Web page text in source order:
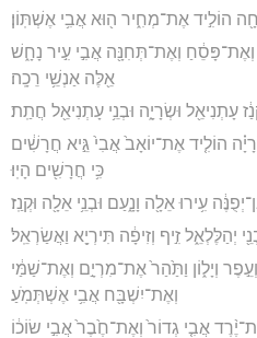
הוֹלִ֣יד אֶת־מְחִ֑יר ה֖וּא אֲבִ֥י אֶשְׁתּֽוֹן׃
וְאֶת־פָּסֵ֔חַ וְאֶת־תְּחִנָּ֖ה אֲבִ֣י עִ֣יר נָחָ֑שׁ
אֵ֖לֶּה אַנְשֵׁ֥י רֵכָֽה׃
עָתְנִיאֵ֖ל וּשְׂרָיָ֑ה וּבְנֵ֥י עָתְנִיאֵ֖ל חֲתַֽת׃
הוֹלִ֤יד אֶת־יוֹאָב֙ אֲבִי֙ גֵּ֣יא חֲרָשִׁ֔ים
כִּ֥י חֲרָשִׁ֖ים הָיֽוּ׃
עִ֥ירוּ אֵלָ֖ה וָנָ֑עַם וּבְנֵ֥י אֵלָ֖ה וּקְנַֽז׃
יְהַלֶּלְאֵ֑ל זִ֣יף וְזִיפָ֔ה תִּירְיָ֖א וַאֲשַׂרְאֵֽל׃
וְיָל֑וֹן וַתַּ֙הַר֙ אֶת־מִרְיָ֣ם וְאֶת־שַׁמַּ֔י
וְאֶת־יִשְׁבָּ֖ח אֲבִ֥י אֶשְׁתְּמֹֽעַ׃
אֲבִ֤י גְדוֹר֙ וְאֶת־חֶ֙בֶר֙ אֲבִ֣י שׂוֹכ֔וֹ